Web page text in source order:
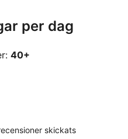
per dag
40+
skickats